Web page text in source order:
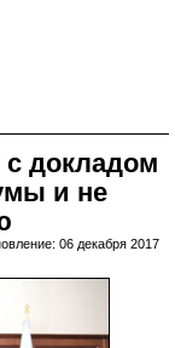
докладом
и не
06 декабря 2017